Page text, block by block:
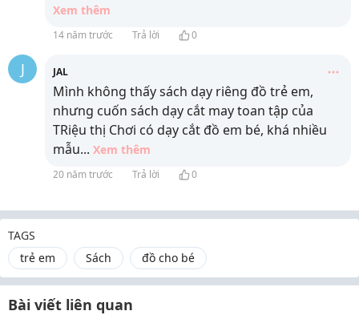
Xem thêm
14 năm trước Trả lời 0
J JAL
Mình không thấy sách dạy riêng đồ trẻ em,
nhưng cuốn sách dạy cắt may toan tập của
TRiệu thị Chơi có dạy cắt đồ em bé, khá nhiều
mẫu... Xem thêm
20 năm trước Trả lời 0
TAGS
trẻ em
Sách đồ cho bé
Bài viết liên quan